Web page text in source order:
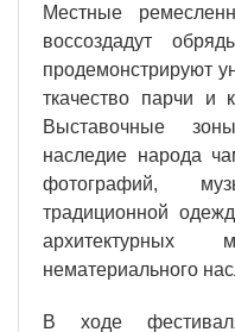
Местные
воссоздадут
продемонстрируют
ткачество парчи и
Выставочные
наследие народа
фотографий,
традиционной
нематериального
В ходе